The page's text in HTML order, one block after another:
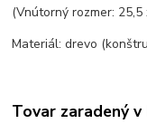
(Vnútorný rozmer: 25,5
Materiál: drevo
Tovar zaradený